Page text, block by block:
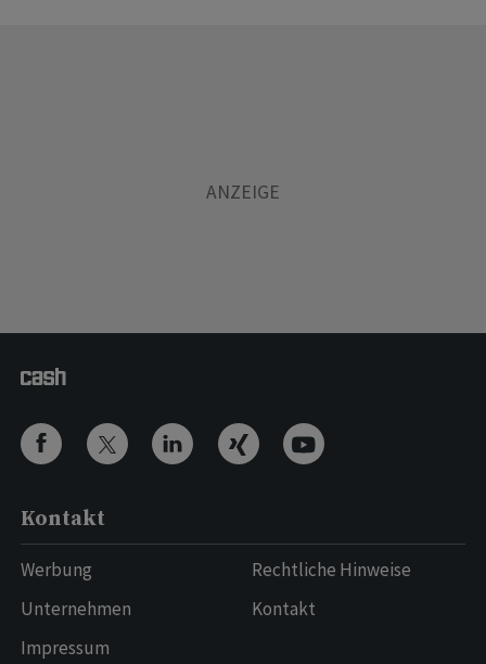
Kontakt
Werbung
Unternehmen
Impressum
Rechtliche Hinweise
Kontakt